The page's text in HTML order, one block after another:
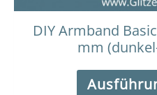
DIY Armband
mm